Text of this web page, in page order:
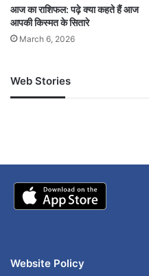
नियंत्रण रखें.​
लव: भावनात्मक
शुभ अंक: 2
शुभ रंग: सफेद
: मित्रों
आज का राशिफल: पढ़े क्या कहते हैं आज
आपकी किस्मत के सितारे
March 6, 2026
Web Stories
जम्मू-कश्मीर में बारिश से
अपडेट
Website Policy